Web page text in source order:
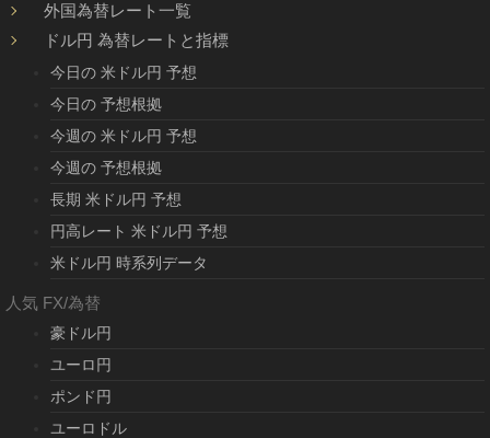
外国為替レート一覧
ドル円 為替レートと指標
今日の 米ドル円 予想
今日の 予想根拠
今週の 米ドル円 予想
今週の 予想根拠
長期 米ドル円 予想
円高レート 米ドル円 予想
米ドル円 時系列データ
人気 FX/為替
豪ドル円
ユーロ円
ポンド円
ユーロドル